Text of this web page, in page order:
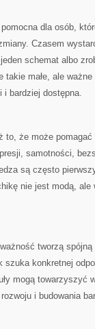
dla osób,
Czasem
schemat albo
takie małe, ale
bardziej dostępna.
to, że może
samotności,
są często
nie jest modą, ale
tworzą spójną
szuka konkretnej
mogą towarzyszyć
i budowania